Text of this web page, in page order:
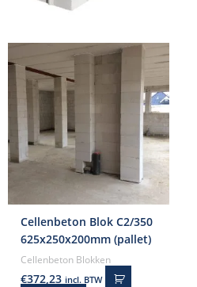
Cellenbeton Blok C2/350
625x250x200mm (pallet)
Cellenbeton Blokken
€372,23 incl. BTW